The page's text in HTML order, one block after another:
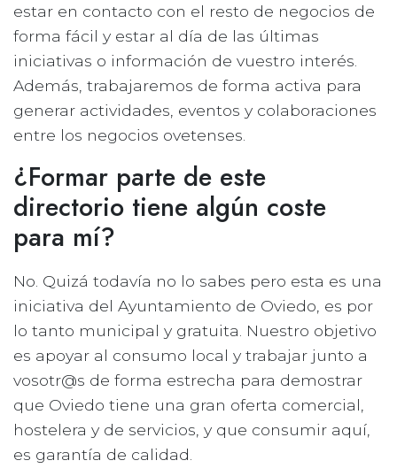
estar en contacto con el resto de negocios de
forma fácil y estar al día de las últimas
iniciativas o información de vuestro interés.
Además, trabajaremos de forma activa para
generar actividades, eventos y colaboraciones
entre los negocios ovetenses.
¿Formar parte de este
directorio tiene algún coste
para mí?
No. Quizá todavía no lo sabes pero esta es una
iniciativa del Ayuntamiento de Oviedo, es por
lo tanto municipal y gratuita. Nuestro objetivo
es apoyar al consumo local y trabajar junto a
vosotr@s de forma estrecha para demostrar
que Oviedo tiene una gran oferta comercial,
hostelera y de servicios, y que consumir aquí,
es garantía de calidad.